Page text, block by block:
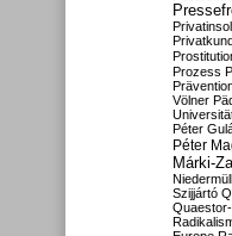
Prozess
Völner
Péter
Péter
Márki-
Szijjártó